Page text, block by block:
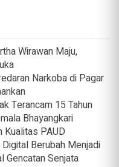
Wirawan Maju,
Narkoba di Pagar
Terancam 15 Tahun
Bhayangkari
Kualitas PAUD
Berubah Menjadi
Gencatan Senjata